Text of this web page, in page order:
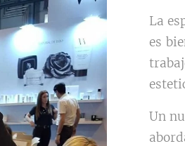
La
es
Un